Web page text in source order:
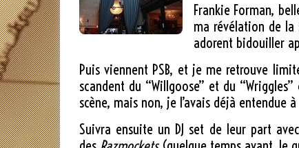
Frankie Forman,
ma révélation de la
adorent bidouiller
Puis viennent PSB, et je me retrouve
scandent du “Willgoose” et du
scène, mais non, je l’avais déjà entendue à
Suivra ensuite un DJ set de leur part